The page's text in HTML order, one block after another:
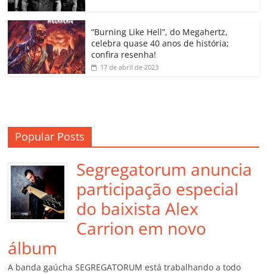
o
m
“Burning Like Hell”, do Megahertz,
celebra quase 40 anos de história;
confira resenha!
17 de abril de 2023
Popular Posts
Segregatorum anuncia
participação especial
do baixista Alex
Carrion em novo
álbum
A banda gaúcha SEGREGATORUM está trabalhando a todo